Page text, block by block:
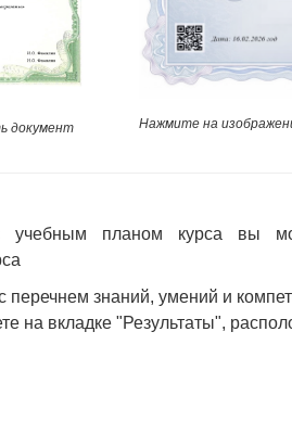
документ Нажмите на
учебным планом курса вы
перечнем знаний, умений и
на вкладке "Результаты",